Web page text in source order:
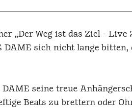
„Der Weg ist das Ziel - Live
sich nicht lange bitten,
seine treue
Beats zu brettern oder